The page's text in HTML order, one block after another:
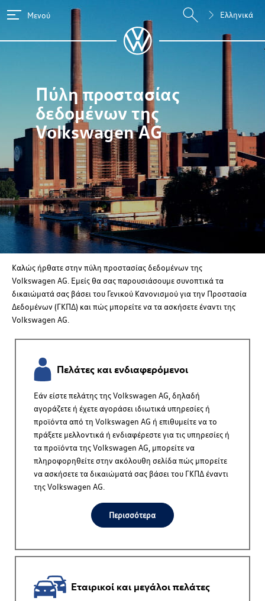
Μενού Ελληνικά
Πύλη προστασίας
δεδομένων της
Volkswagen AG
Καλώς ήρθατε στην πύλη προστασίας δεδομένων της
Volkswagen AG Εμείς θα σας παρουσιάσουμε συνοπτικά τα
δικαιώματά σας βάσει του Γενικού Κανονισμού για την Προστασία
Δεδομένων (ΓΚΠΔ) και πώς μπορείτε να τα ασκήσετε έναντι της
Volkswagen AG
Πελάτες και ενδιαφερόμενοι
Εάν είστε πελάτης τηςVolkswagen AG , δηλαδή
αγοράζετε ή έχετε αγοράσει ιδιωτικά υπηρεσίες ή
προϊόντα από τηVolkswagen AG ή επιθυμείτε να το
πράξετε μελλοντικά ή ενδιαφέρεστε για τις υπηρεσίες ή
τα προϊόντα τηςVolkswagen AG , μπορείτε να
πληροφορηθείτε στην ακόλουθη σελίδα πώς μπορείτε
να ασκήσετε τα δικαιώματά σας βάσει του ΓΚΠΔ έναντι
τηςVolkswagen AG
Περισσότερα
Εταιρικοί και μεγάλοι πελάτες